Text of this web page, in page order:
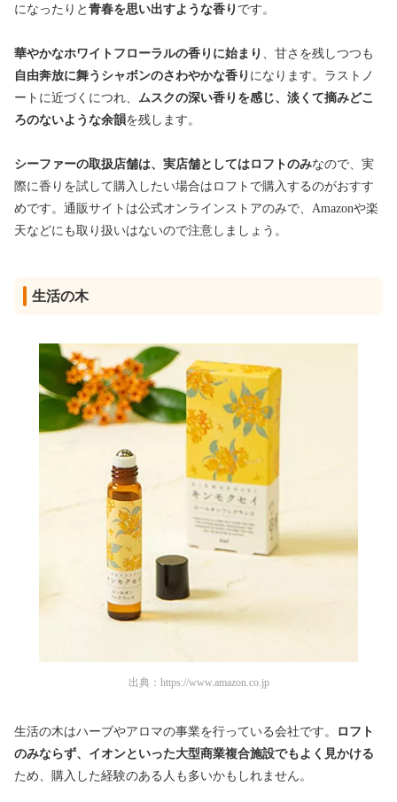
になったりと 青春を思い出すような香り です。
華やかなホワイトフローラルの香りに始まり
、甘さを残しつつも
自由奔放に舞うシャボンのさわやかな香り になります。ラストノ
ートに近づくにつれ、 ムスクの深い香りを感じ、淡くて摘みどこ
ろのないような余韻を残します。
シーファーの取扱店舗は、実店舗としてはロフトのみなので、実
際に香りを試して購入したい場合はロフトで購入するのがおすす
めです。通販サイトは公式オンラインストアのみで、Amazonや楽
天などにも取り扱いはないので注意しましょう。
生活の木
出典： https://www.amazon.co.jp
生活の木はハーブやアロマの事業を行っている会社です。
ロフト
のみならず、イオンといった大型商業複合施設でもよく見かける
ため、購入した経験のある人も多いかもしれません。